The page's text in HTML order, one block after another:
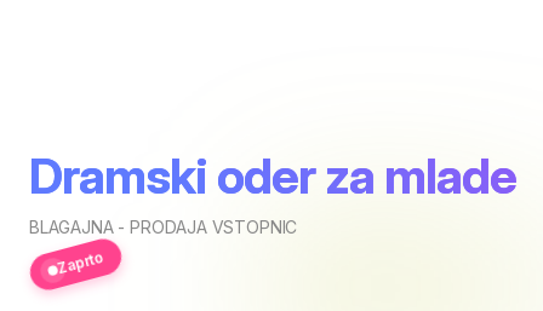
Dramski oder za mlade
BLAGAJNA - PRODAJA VSTOPNIC
Zaprto